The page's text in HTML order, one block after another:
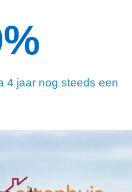
4 jaar nog steeds een
%